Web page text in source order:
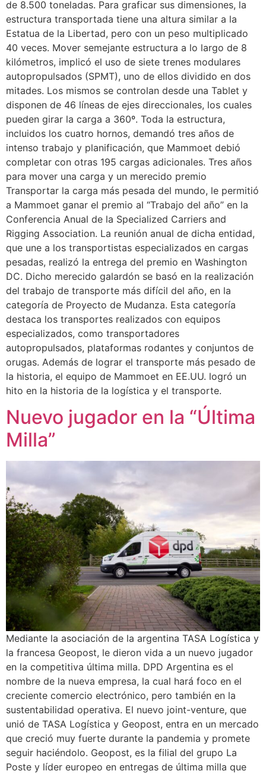
de 8.500 toneladas. Para graficar sus dimensiones, la
estructura transportada tiene una altura similar a la
Estatua de la Libertad, pero con un peso multiplicado
40 veces. Mover semejante estructura a lo largo de 8
kilómetros, implicó el uso de siete trenes modulares
autopropulsados (SPMT), uno de ellos dividido en dos
mitades. Los mismos se controlan desde una Tablet y
disponen de 46 líneas de ejes direccionales, los cuales
pueden girar la carga a 360º. Toda la estructura,
incluidos los cuatro hornos, demandó tres años de
intenso trabajo y planificación, que Mammoet debió
completar con otras 195 cargas adicionales. Tres años
para mover una carga y un merecido premio
Transportar la carga más pesada del mundo, le permitió
a Mammoet ganar el premio al “Trabajo del año” en la
Conferencia Anual de la Specialized Carriers and
Rigging Association. La reunión anual de dicha entidad,
que une a los transportistas especializados en cargas
pesadas, realizó la entrega del premio en Washington
DC. Dicho merecido galardón se basó en la realización
del trabajo de transporte más difícil del año, en la
categoría de Proyecto de Mudanza. Esta categoría
destaca los transportes realizados con equipos
especializados, como transportadores
autopropulsados, plataformas rodantes y conjuntos de
orugas. Además de lograr el transporte más pesado de
la historia, el equipo de Mammoet en EE.UU. logró un
hito en la historia de la logística y el transporte.
Nuevo jugador en la “Última
Milla”
Mediante la asociación de la argentina TASA Logística y
la francesa Geopost, le dieron vida a un nuevo jugador
en la competitiva última milla. DPD Argentina es el
nombre de la nueva empresa, la cual hará foco en el
creciente comercio electrónico, pero también en la
sustentabilidad operativa. El nuevo joint-venture, que
unió de TASA Logística y Geopost, entra en un mercado
que creció muy fuerte durante la pandemia y promete
seguir haciéndolo. Geopost, es la filial del grupo La
Poste y líder europeo en entregas de última milla que